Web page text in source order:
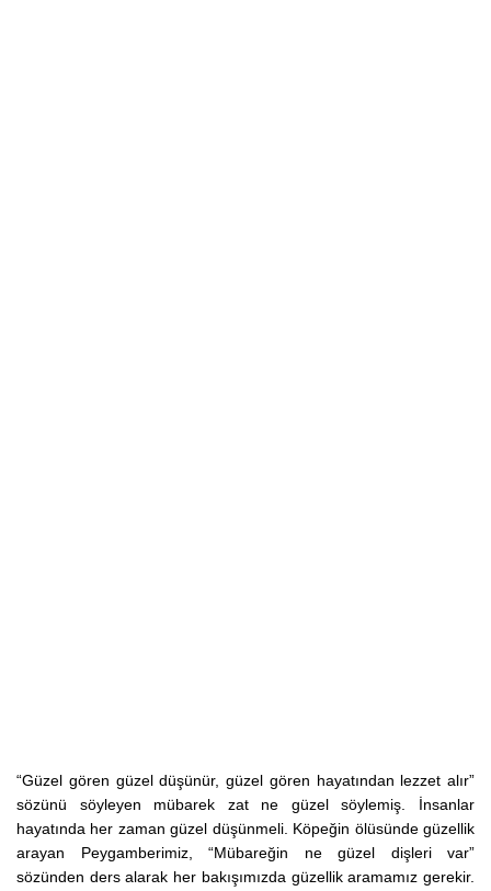
“Güzel gören güzel düşünür, güzel gören hayatından lezzet alır”
sözünü söyleyen mübarek zat ne güzel söylemiş. İnsanlar
hayatında her zaman güzel düşünmeli. Köpeğin ölüsünde güzellik
arayan Peygamberimiz, “Mübareğin ne güzel dişleri var”
sözünden ders alarak her bakışımızda güzellik aramamız gerekir.